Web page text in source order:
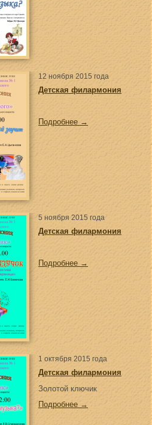
12 ноября 2015 года
Детская филармония
Подробнее →
5 ноября 2015 года
Детская филармония
Подробнее →
1 октября 2015 года
Детская филармония
Золотой ключик
Подробнее →